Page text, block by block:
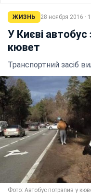
ЖИЗНЬ 28 ноября 2016 ·
У Києві автобус
кювет
Транспортний засіб
Фото: Автобус потрапив у